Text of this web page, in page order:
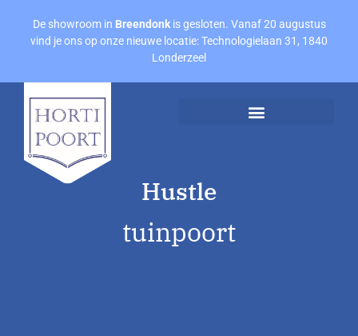
De showroom in Breendonkis gesloten. Vanaf 20 augustus
vind je ons op onze nieuwe locatie: Technologielaan 31, 1840
Londerzeel
Hustle
tuinpoort